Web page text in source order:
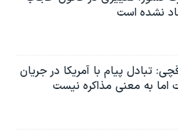
نشده است
تبادل پیام با آمریکا در جریان
اما به معنی مذاکره نیست